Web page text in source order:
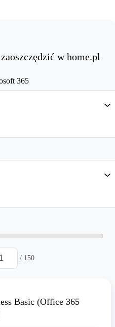
w home.pl
365
/ 150
Basic (Office 365